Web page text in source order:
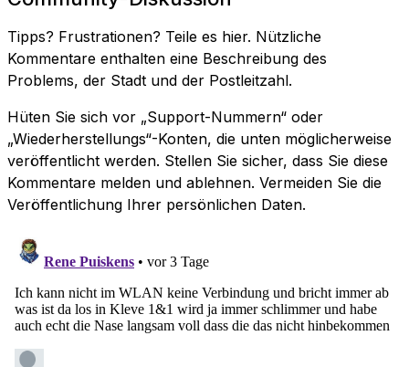
Tipps? Frustrationen? Teile es hier. Nützliche
Kommentare enthalten eine Beschreibung des
Problems, der Stadt und der Postleitzahl.
Hüten Sie sich vor „Support-Nummern“ oder
„Wiederherstellungs“-Konten, die unten möglicherweise
veröffentlicht werden. Stellen Sie sicher, dass Sie diese
Kommentare melden und ablehnen. Vermeiden Sie die
Veröffentlichung Ihrer persönlichen Daten.